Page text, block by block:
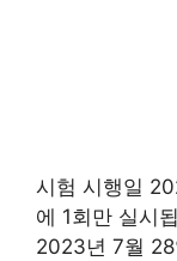
시험 시행일
에 1회만 실시
2023년 7월